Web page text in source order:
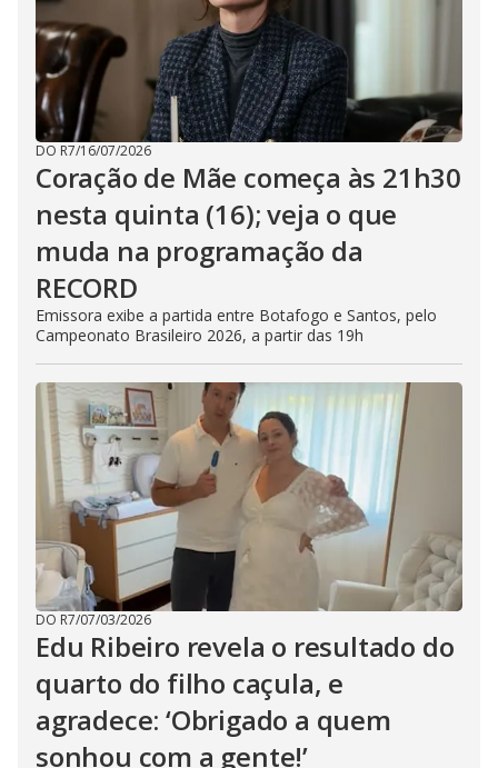
DO R7/16/07/2026
Coração de Mãe começa às 21h30
nesta quinta (16); veja o que
muda na programação da
RECORD
Emissora exibe a partida entre Botafogo e Santos, pelo
Campeonato Brasileiro 2026, a partir das 19h
DO R7/07/03/2026
Edu Ribeiro revela o resultado do
quarto do filho caçula, e
agradece: ‘Obrigado a quem
sonhou com a gente!’